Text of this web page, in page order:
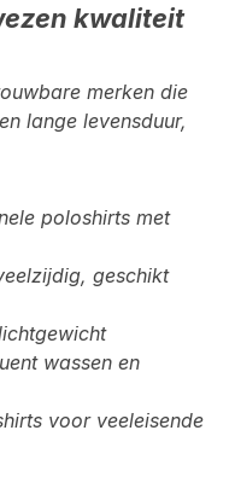
kwaliteit
merken die
lange levensduur,
poloshirts met
geschikt
wassen en
voor veeleisende